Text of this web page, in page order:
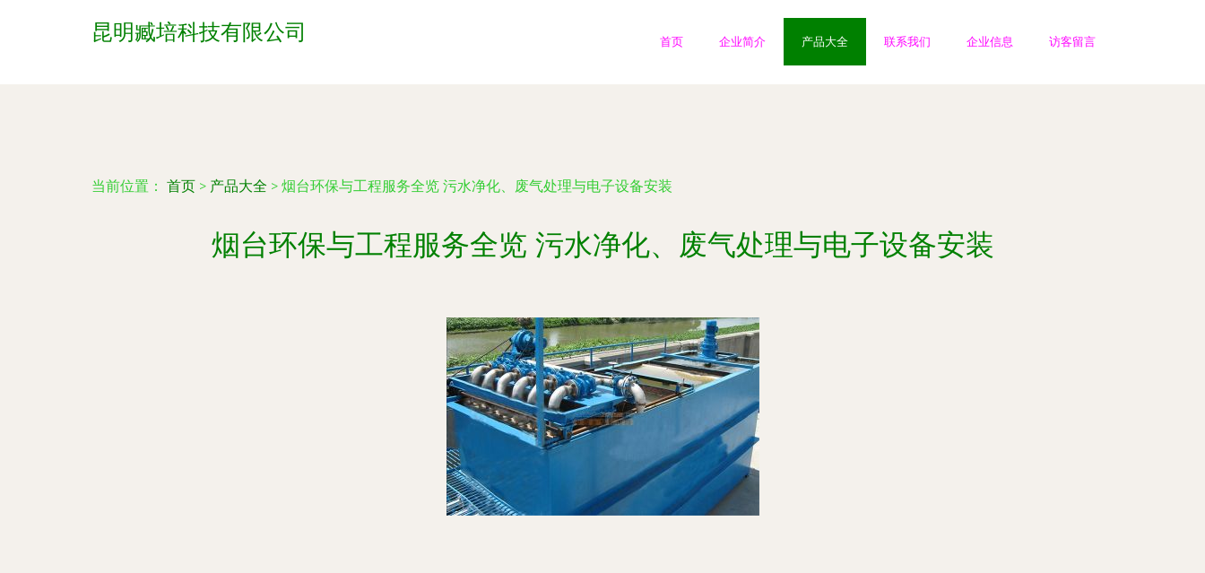
昆明臧培科技有限公司 首页 企业简介 产品大全 联系我们 企业信息 访客留言
当前位置： 首页 > 产品大全 > 烟台环保与工程服务全览 污水净化、废气处理与电子设备安装
烟台环保与工程服务全览 污水净化、废气处理与电子设备安装